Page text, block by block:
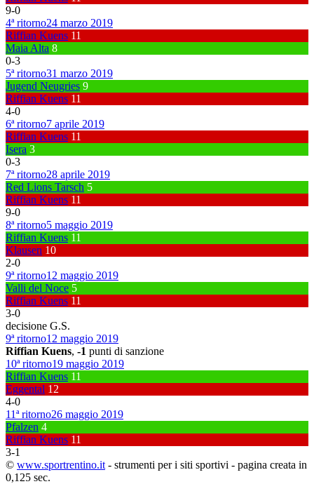
9-0
4ª ritorno24 marzo 2019
Riffian Kuens 11
Maia Alta 8
0-3
5ª ritorno31 marzo 2019
Jugend Neugries 9
Riffian Kuens 11
4-0
6ª ritorno7 aprile 2019
Riffian Kuens 11
Isera 3
0-3
7ª ritorno28 aprile 2019
Red Lions Tarsch 5
Riffian Kuens 11
9-0
8ª ritorno5 maggio 2019
Riffian Kuens 11
Klausen 10
2-0
9ª ritorno12 maggio 2019
Valli del Noce 5
Riffian Kuens 11
3-0
decisione G.S.
9ª ritorno12 maggio 2019
Riffian Kuens, -1 punti di sanzione
10ª ritorno19 maggio 2019
Riffian Kuens 11
Eggental 12
4-0
11ª ritorno26 maggio 2019
Pfalzen 4
Riffian Kuens 11
3-1
© www.sportrentino.it - strumenti per i siti sportivi - pagina creata in
0,125 sec.